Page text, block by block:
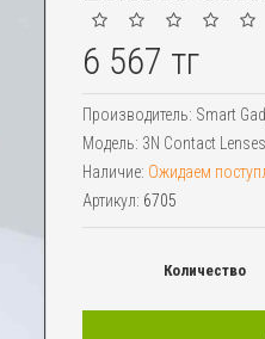
6 567 тг
Производитель: Smart
Модель: 3N Contact
Наличие: Ожидаем
Артикул: 6705
Количество